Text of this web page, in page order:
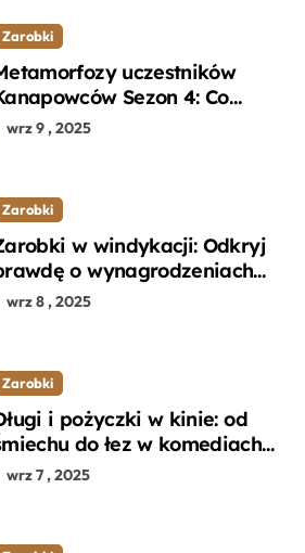
Zarobki
uczestników
Sezon 4: Co
zaskoczyło
wrz 9 , 2025
Zarobki
w windykacji: Odkryj
o wynagrodzeniach
w branży
wrz 8 , 2025
Zarobki
i pożyczki w kinie: od
do łez w komediach i
wrz 7 , 2025